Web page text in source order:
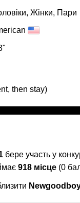
Жiнки, Пари
then stay)
бере участь у
918 місце (0